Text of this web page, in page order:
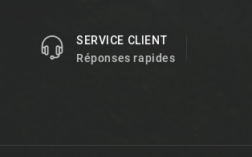
SERVICE CLIENT
Réponses rapides